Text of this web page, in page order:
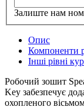
Залиште нам
Опис
Компоненти
Інші рівні
Робочий зошит
Key забезпечує
охопленого